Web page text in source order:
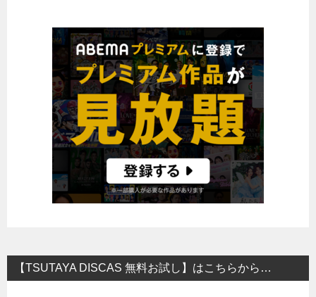
【TSUTAYA DISCAS 無料お試し】はこちらから…